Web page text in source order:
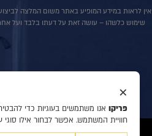
אין לראות במידע המופיע באתר משום המלצה
שימוש כלשהו – עושה זאת על דעתו בלבד ועל
© 2020 כל הזכויות שמורות לפריקו מט"ח, ניהול סיכונים, ייעוץ והשקעות, המידע דלעיל מיועד לעיונו
×
פריקו אנו משתמשים בעוגיות כדי
חוויית המשתמש. אפשר לבחור אילו סוגי